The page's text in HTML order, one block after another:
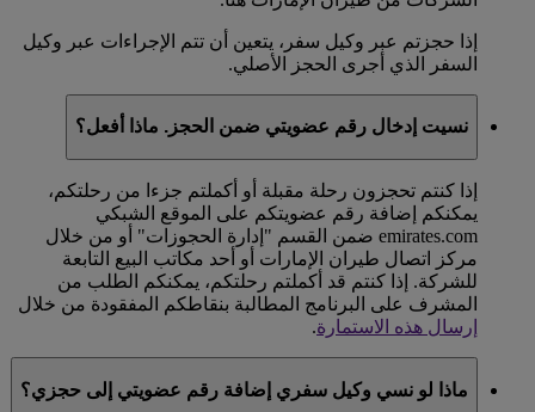
إذا حجزتم عبر وكيل سفر، يتعين أن تتم الإجراءات عبر وكيل
السفر الذي أجرى الحجز الأصلي.
نسيت إدخال رقم عضويتي ضمن الحجز. ماذا أفعل؟
إذا كنتم تحجزون رحلة مقبلة أو أكملتم جزءا من رحلتكم،
يمكنكم إضافة رقم عضويتكم على الموقع الشبكي
emirates.com ضمن القسم "إدارة الحجوزات" أو من خلال
مركز اتصال طيران الإمارات أو أحد مكاتب البيع التابعة
للشركة. إذا كنتم قد أكملتم رحلتكم، يمكنكم الطلب من
المشرف على البرنامج المطالبة بنقاطكم المفقودة من خلال
إرسال هذه الاستمارة.
ماذا لو نسي وكيل سفري إضافة رقم عضويتي إلى حجزي؟